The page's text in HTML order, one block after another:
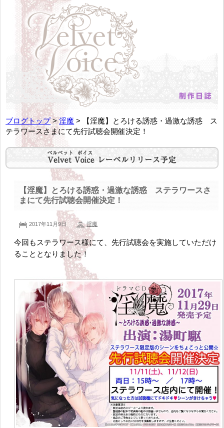
ブログトップ>淫魔 > 【淫魔】とろける誘惑・過激な誘惑 ス
テラワースさまにて先行試聴会開催決定！
【淫魔】とろける誘惑・過激な誘惑 ステラワースさ
まにて先行試聴会開催決定！
2017年11月9日 淫魔
今回もステラワース様にて、先行試聴会を実施していただけ
ることとなりました！